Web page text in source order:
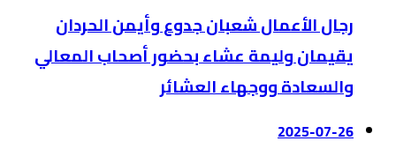
رجال الأعمال شعبان جدوع وأيمن الحردان
يقيمان وليمة عشاء بحضور أصحاب المعالي
والسعادة ووجهاء العشائر
2025-07-26